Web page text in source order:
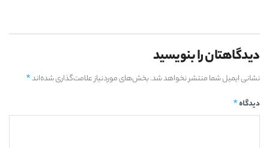
دیدگاهتان را بنویسید
نشانی ایمیل شما منتشر نخواهد شد.بخش‌های موردنیاز علامت‌گذاری شده‌اند*
دیدگاه*